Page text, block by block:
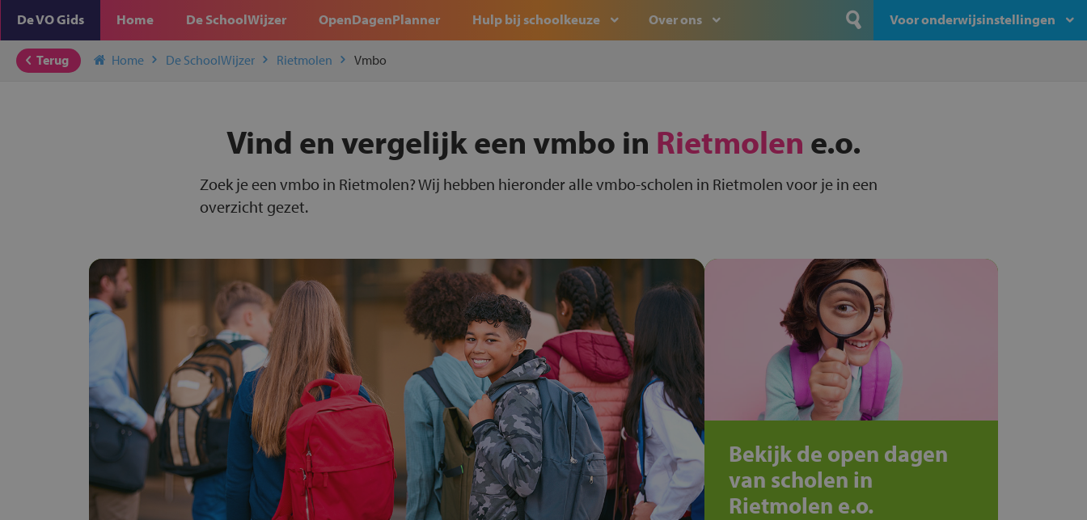
De VO Gids Home De SchoolWijzer OpenDagenPlanner Hulp bij schoolkeuze Over ons Voor onderwijsinstellingen
Terug Home De SchoolWijzer Rietmolen Vmbo
Vind en vergelijk een vmbo in Rietmolen e.o.
Zoek je een vmbo in Rietmolen? Wij hebben hieronder alle vmbo-scholen in Rietmolen voor je in een
overzicht gezet.
Bekijk de open dagen
van scholen in
Rietmolen e.o.